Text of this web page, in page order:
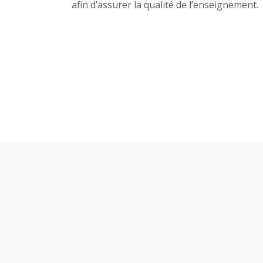
afin d’assurer la qualité de l’enseignement.